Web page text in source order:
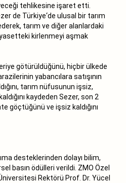
tehlikesine işaret etti.
de Türkiye‘de ulusal bir tarım
tarım ve diğer alanlardaki
kirlenmeyi aşmak
götürüldüğünü, hiçbir ülkede
yabancılara satışının
tarım nüfusunun işsiz,
kaydeden Sezer, son 2
göçtüğünü ve işsiz kaldığını
desteklerinden dolayı bilim,
basın ödülleri verildi. ZMO Özel
Rektörü Prof. Dr. Yücel